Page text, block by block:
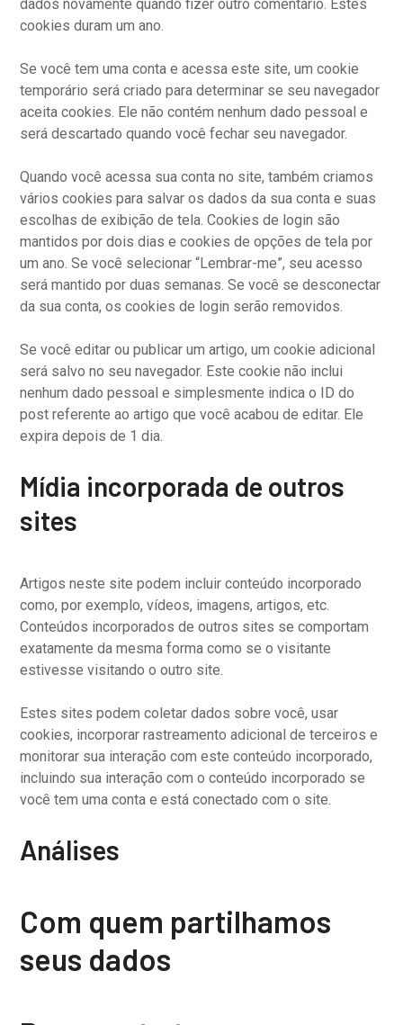
dados novamente quando fizer outro comentário. Estes
cookies duram um ano.
Se você tem uma conta e acessa este site, um cookie
temporário será criado para determinar se seu navegador
aceita cookies. Ele não contém nenhum dado pessoal e
será descartado quando você fechar seu navegador.
Quando você acessa sua conta no site, também criamos
vários cookies para salvar os dados da sua conta e suas
escolhas de exibição de tela. Cookies de login são
mantidos por dois dias e cookies de opções de tela por
um ano. Se você selecionar “Lembrar-me”, seu acesso
será mantido por duas semanas. Se você se desconectar
da sua conta, os cookies de login serão removidos.
Se você editar ou publicar um artigo, um cookie adicional
será salvo no seu navegador. Este cookie não inclui
nenhum dado pessoal e simplesmente indica o ID do
post referente ao artigo que você acabou de editar. Ele
expira depois de 1 dia.
Mídia incorporada de outros
sites
Artigos neste site podem incluir conteúdo incorporado
como, por exemplo, vídeos, imagens, artigos, etc.
Conteúdos incorporados de outros sites se comportam
exatamente da mesma forma como se o visitante
estivesse visitando o outro site.
Estes sites podem coletar dados sobre você, usar
cookies, incorporar rastreamento adicional de terceiros e
monitorar sua interação com este conteúdo incorporado,
incluindo sua interação com o conteúdo incorporado se
você tem uma conta e está conectado com o site.
Análises
Com quem partilhamos
seus dados